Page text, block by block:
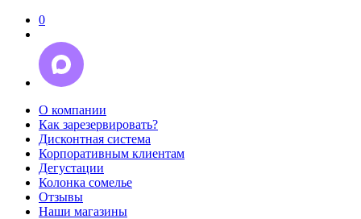
0
О компании
Как зарезервировать?
Дисконтная система
Корпоративным клиентам
Дегустации
Колонка сомелье
Отзывы
Наши магазины